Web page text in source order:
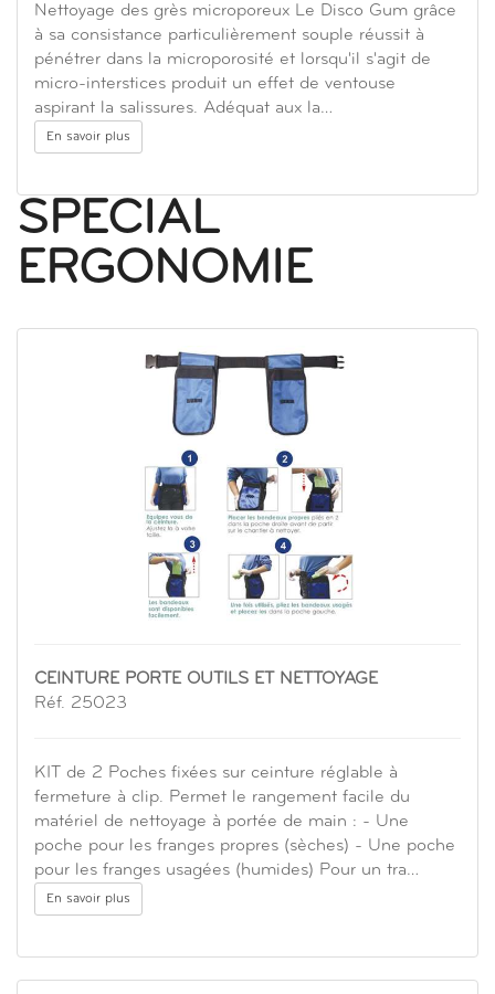
Nettoyage des grès microporeux Le Disco Gum grâce
à sa consistance particulièrement souple réussit à
pénétrer dans la microporosité et lorsqu'il s'agit de
micro-interstices produit un effet de ventouse
aspirant la salissures. Adéquat aux la…
En savoir plus
SPECIAL
ERGONOMIE
CEINTURE PORTE OUTILS ET NETTOYAGE
Réf. 25023
KIT de 2 Poches fixées sur ceinture réglable à
fermeture à clip. Permet le rangement facile du
matériel de nettoyage à portée de main : - Une
poche pour les franges propres (sèches) - Une poche
pour les franges usagées (humides) Pour un tra…
En savoir plus